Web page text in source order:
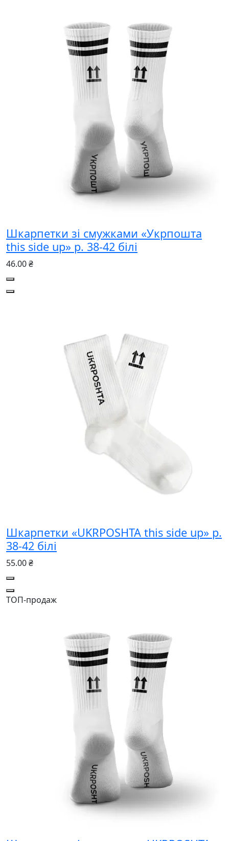
Шкарпетки зі смужками «Укрпошта
this side up» р. 38-42 білі
46.00 ₴
Шкарпетки «UKRPOSHTA this side up» р.
38-42 білі
55.00 ₴
ТОП-продаж